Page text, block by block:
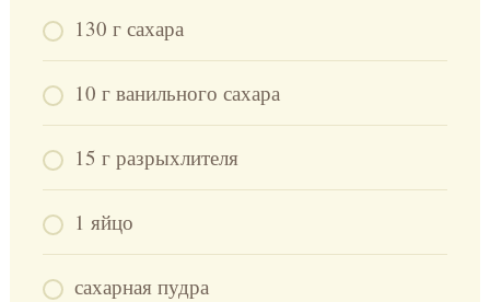
130 г сахара
10 г ванильного сахара
15 г разрыхлителя
1 яйцо
сахарная пудра